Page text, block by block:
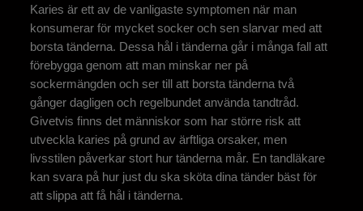
Karies är ett av de vanligaste symptomen när man
konsumerar för mycket socker och sen slarvar med att
borsta tänderna. Dessa hål i tänderna går i många fall att
förebygga genom att man minskar ner på
sockermängden och ser till att borsta tänderna två
gånger dagligen och regelbundet använda tandtråd.
Givetvis finns det människor som har större risk att
utveckla karies på grund av ärftliga orsaker, men
livsstilen påverkar stort hur tänderna mår. En tandläkare
kan svara på hur just du ska sköta dina tänder bäst för
att slippa att få hål i tänderna.